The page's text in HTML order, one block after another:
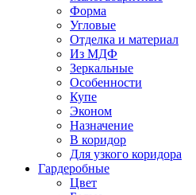
Форма
Угловые
Отделка и материал
Из МДФ
Зеркальные
Особенности
Купе
Эконом
Назначение
В коридор
Для узкого коридора
Гардеробные
Цвет